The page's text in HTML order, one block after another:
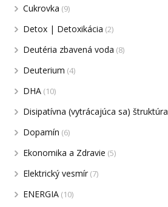
Cukrovka (9)
Detox | Detoxikácia (2)
Deutéria zbavená voda (8)
Deuterium (4)
DHA (10)
Disipatívna (vytrácajúca sa) štruktúra
Dopamín (6)
Ekonomika a Zdravie (5)
Elektrický vesmír (7)
ENERGIA (10)